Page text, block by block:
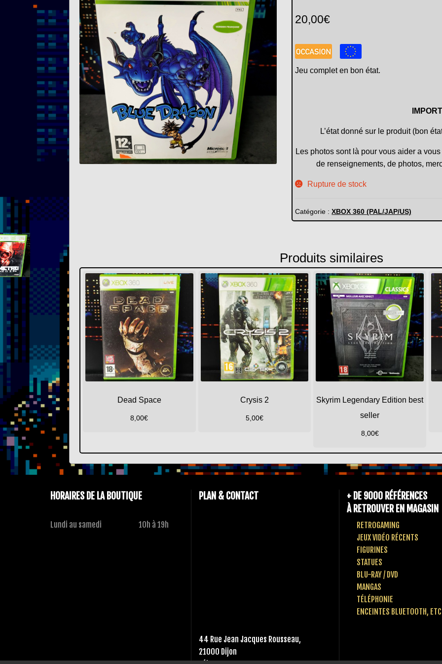
20,00€
Jeu complet en bon état.
L’état donné sur le produit (bon
Les photos sont là pour vous aider a
de renseignements, de photos,
Rupture de stock
Catégorie :XBOX 360 (PAL/JAP/US)
Produits similaires
Dead Space
8,00€
Crysis 2
5,00€
Skyrim Legendary Edition best
seller
8,00€
HORAIRES DE LA BOUTIQUE
Lundi au samedi 10h à 19h
PLAN & CONTACT
44 Rue Jean Jacques Rousseau,
21000 Dijon
+ DE 9000 RÉFÉRENCES
À RETROUVER EN MAGASIN
RETROGAMING
JEUX VIDÉO RÉCENTS
FIGURINES
STATUES
BLU-RAY / DVD
MANGAS
TÉLÉPHONIE
ENCEINTES BLUETOOTH,